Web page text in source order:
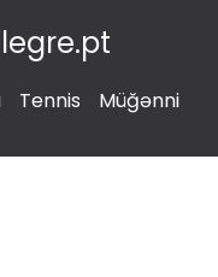
Tennis Müğənni